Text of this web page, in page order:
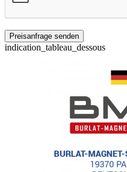
indication_tableau_dessous